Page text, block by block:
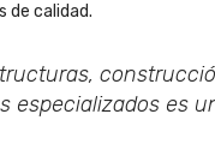
de calidad.
es